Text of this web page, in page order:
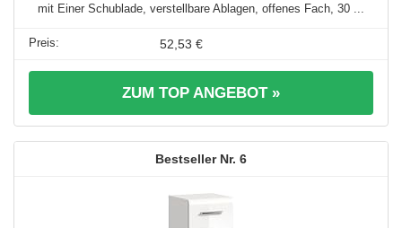
mit Einer Schublade, verstellbare Ablagen, offenes Fach, 30 ...
52,53 €
ZUM TOP ANGEBOT »
6